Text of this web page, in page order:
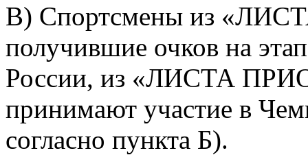
В) Спортсмены из
получившие очков на
России, из «ЛИСТА
принимают участие в
согласно пункта Б).